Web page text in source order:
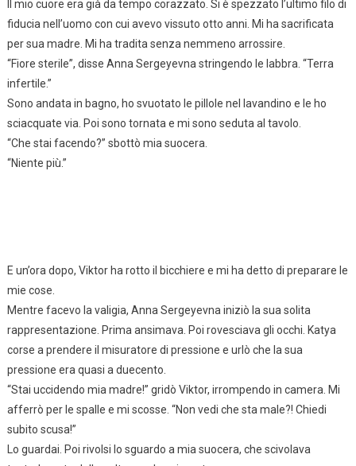
Il mio cuore era già da tempo corazzato. Si è spezzato l’ultimo filo di
fiducia nell’uomo con cui avevo vissuto otto anni. Mi ha sacrificata
per sua madre. Mi ha tradita senza nemmeno arrossire.
“Fiore sterile”, disse Anna Sergeyevna stringendo le labbra. “Terra
infertile.”
Sono andata in bagno, ho svuotato le pillole nel lavandino e le ho
sciacquate via. Poi sono tornata e mi sono seduta al tavolo.
“Che stai facendo?” sbottò mia suocera.
“Niente più.”
E un’ora dopo, Viktor ha rotto il bicchiere e mi ha detto di preparare le
mie cose.
Mentre facevo la valigia, Anna Sergeyevna iniziò la sua solita
rappresentazione. Prima ansimava. Poi rovesciava gli occhi. Katya
corse a prendere il misuratore di pressione e urlò che la sua
pressione era quasi a duecento.
“Stai uccidendo mia madre!” gridò Viktor, irrompendo in camera. Mi
afferrò per le spalle e mi scosse. “Non vedi che sta male?! Chiedi
subito scusa!”
Lo guardai. Poi rivolsi lo sguardo a mia suocera, che scivolava